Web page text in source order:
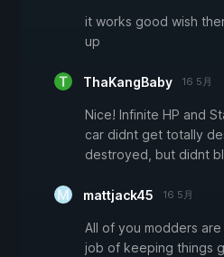
it works good wish
up
ThaKangBaby 16 5月
Nice! Infinite HP and
car didnt get totally
destroyed, but didnt
mattjack45 16 5月
All of you modders
job of keeping things